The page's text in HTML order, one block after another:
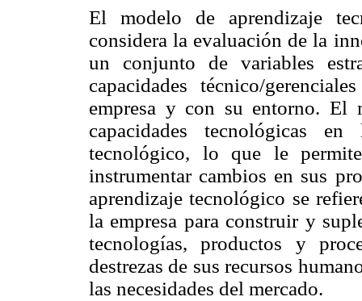
El modelo de aprendizaje
considera la evaluación de la
un conjunto de variables
capacidades técnico/
empresa y con su entorno. El
capacidades tecnológicas
tecnológico, lo que le
instrumentar cambios en sus
aprendizaje tecnológico se
la empresa para construir y
tecnologías, productos y
destrezas de sus recursos
las necesidades del mercado.